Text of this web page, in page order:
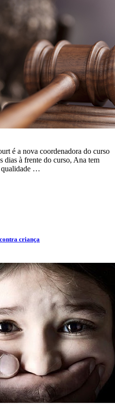
é a nova coordenadora do curso
dias à frente do curso, Ana tem
qualidade …
criança